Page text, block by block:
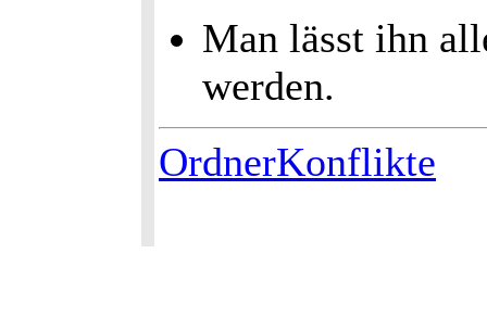
Man lässt ihn
werden.
OrdnerKonflikte